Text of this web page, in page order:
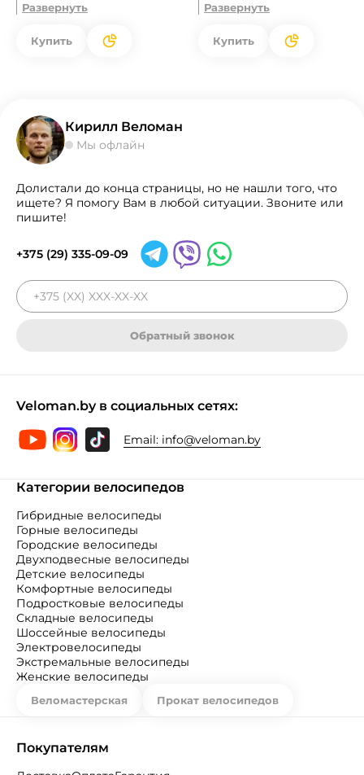
Развернуть
Купить
Развернуть
Купить
Кирилл Веломан
Мы офлайн
Долистали до конца страницы, но не нашли того, что
ищете? Я помогу Вам в любой ситуации. Звоните или
пишите!
+375 (29) 335-09-09
Обратный звонок
Veloman.by в социальных сетях:
Email: info@veloman.by
Категории велосипедов
Гибридные велосипеды
Горные велосипеды
Городские велосипеды
Двухподвесные велосипеды
Детские велосипеды
Комфортные велосипеды
Подростковые велосипеды
Складные велосипеды
Шоссейные велосипеды
Электровелосипеды
Экстремальные велосипеды
Женские велосипеды
Веломастерская Прокат велосипедов
Покупателям